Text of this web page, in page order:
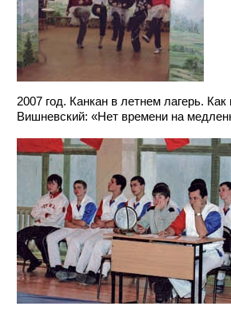
2007 год. Канкан в летнем лагерь.
Вишневский: «Нет времени на